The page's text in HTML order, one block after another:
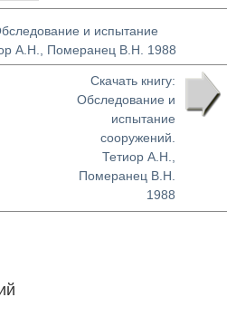
и испытание
А.Н., Померанец В.Н. 1988
Скачать книгу:
Обследование и
испытание
сооружений.
Тетиор А.Н.,
Померанец В.Н.
1988